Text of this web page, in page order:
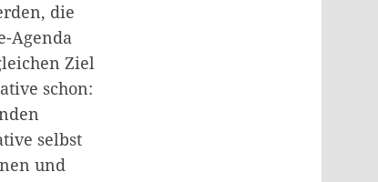
die
Agenda
Ziel
schon:
selbst
und